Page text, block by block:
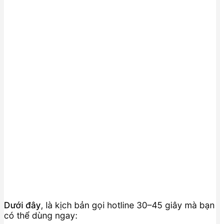
Dưới đây, là kịch bản gọi hotline 30–45 giây mà bạn
có thể dùng ngay: